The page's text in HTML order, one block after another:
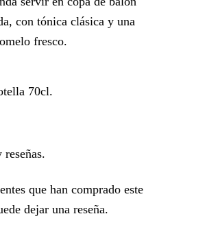
con tónica clásica y una
fresco.
70cl.
que han comprado este
dejar una reseña.